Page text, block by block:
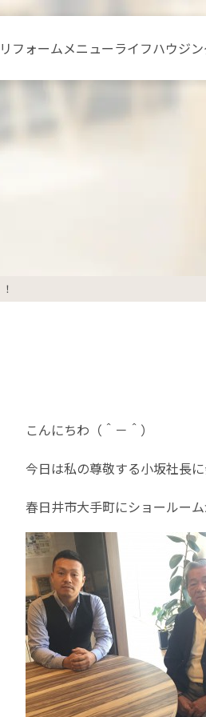
リフォームメニューライフハウジ
こんにちわ（＾－＾）
今日は私の尊敬する小坂社長
春日井市大手町にショールー